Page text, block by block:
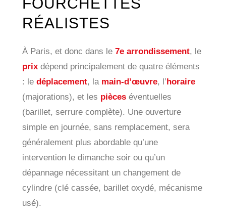
RÉALISTES
À Paris, et donc dans le 7e arrondissement, le
prixdépend principalement de quatre éléments
: le déplacement, la main-d’œuvre, l’horaire
(majorations), et les pièceséventuelles
(barillet, serrure complète). Une ouverture
simple en journée, sans remplacement, sera
généralement plus abordable qu’une
intervention le dimanche soir ou qu’un
dépannage nécessitant un changement de
cylindre (clé cassée, barillet oxydé, mécanisme
usé).